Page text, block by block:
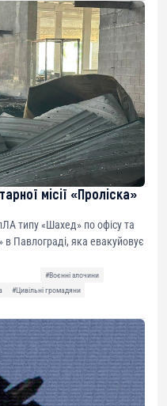
місії «Проліска»
типу «Шахед» по офісу та
в Павлограді, яка евакуйовує
#Воєнні злочини
#Цивільні громадяни